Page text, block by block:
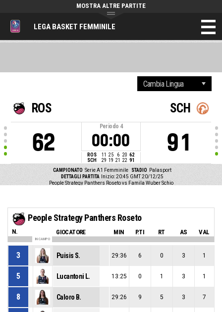
LEGA BASKET FEMMINILE
MOSTRA ALTRE PARTITE
ROS
62
Periodo 4
00:00
ROS 11 25 6 20 62
SCH
29 19 21 22 91
SCH
91
CAMPIONATO Serie A1 Femminile STADIO Palasport
DETTAGLI PARTITA
Inizio: 20:45 GMT 20/12/25
People Strategy Panthers Roseto vs Famila Wuber Schio
People Strategy Panthers Roseto
N. GIOCATORE MIN P.TI RT AS VAL
IN CAMPO
3 Puisis S. 29:36 6 0 3 1
5 Lucantoni L. 13:25 0 1 3 1
8 Caloro B. 29:26 9 5 3 7